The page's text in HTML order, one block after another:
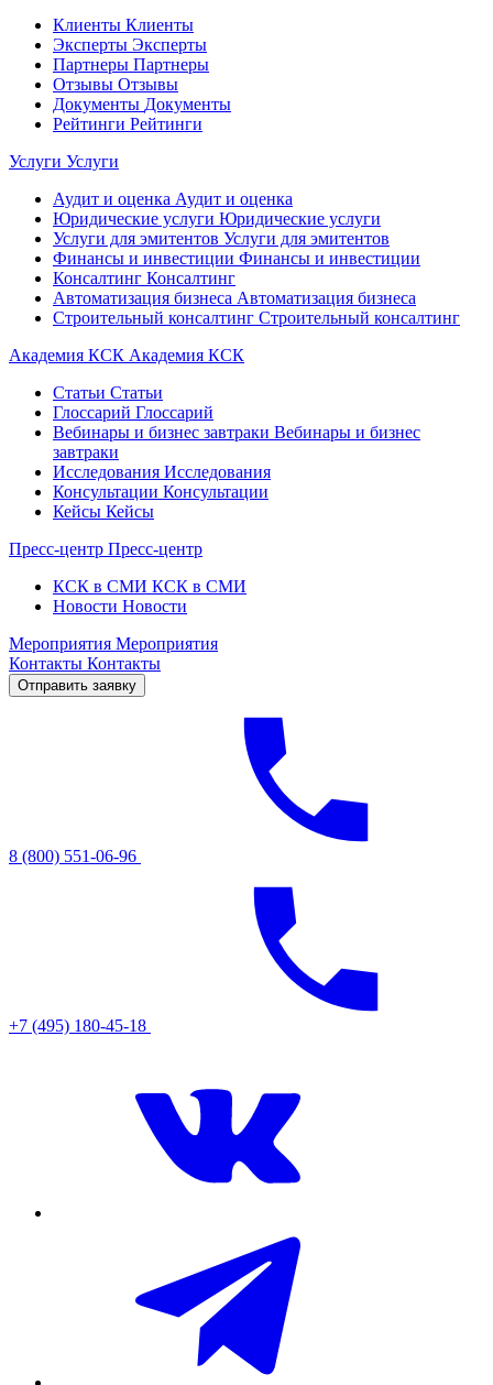
Клиенты Клиенты
Эксперты Эксперты
Партнеры Партнеры
Отзывы Отзывы
Документы Документы
Рейтинги Рейтинги
Услуги Услуги
Аудит и оценка Аудит и оценка
Юридические услуги Юридические услуги
Услуги для эмитентов Услуги для эмитентов
Финансы и инвестиции Финансы и инвестиции
Консалтинг Консалтинг
Автоматизация бизнеса Автоматизация бизнеса
Строительный консалтинг Строительный консалтинг
Академия КСК Академия КСК
Статьи Статьи
Глоссарий Глоссарий
Вебинары и бизнес завтраки Вебинары и бизнес
завтраки
Исследования Исследования
Консультации Консультации
Кейсы Кейсы
Пресс-центр Пресс-центр
КСК в СМИ КСК в СМИ
Новости Новости
Мероприятия Мероприятия
Контакты Контакты
Отправить заявку
8 (800) 551-06-96
+7 (495) 180-45-18